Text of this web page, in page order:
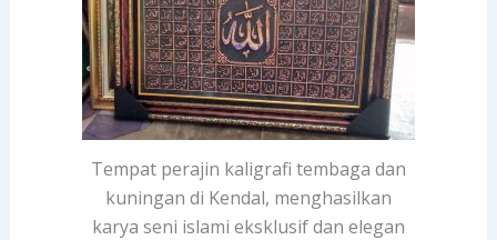
Tempat perajin kaligrafi tembaga dan
kuningan di Kendal, menghasilkan
karya seni islami eksklusif dan elegan